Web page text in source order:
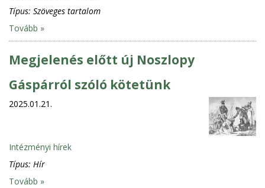
Típus: Szöveges tartalom
Tovább »
Megjelenés előtt új Noszlopy
Gáspárról szóló kötetünk
2025.01.21.
Intézményi hírek
Típus: Hír
Tovább »